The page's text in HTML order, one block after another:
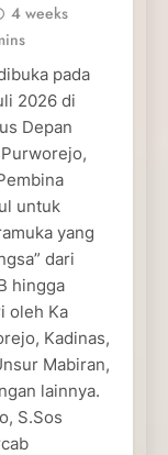
4 weeks
pada
2026 di
Depan
untuk
yang
dari
hingga
oleh Ka
Kadinas,
Mabiran,
lainnya.
S.Sos